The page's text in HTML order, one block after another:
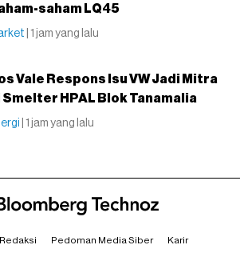
saham LQ45
| 1 jam yang lalu
Vale Respons Isu VW Jadi Mitra
Smelter HPAL Blok Tanamalia
| 1 jam yang lalu
Redaksi Pedoman Media Siber Karir